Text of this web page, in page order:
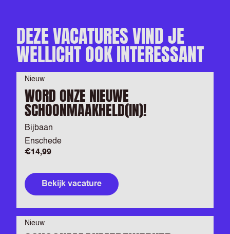
DEZE VACATURES VIND JE
WELLICHT OOK INTERESSANT
Nieuw
WORD ONZE NIEUWE
SCHOONMAAKHELD(IN)!
Bijbaan
Enschede
€14,99
Bekijk vacature
Nieuw